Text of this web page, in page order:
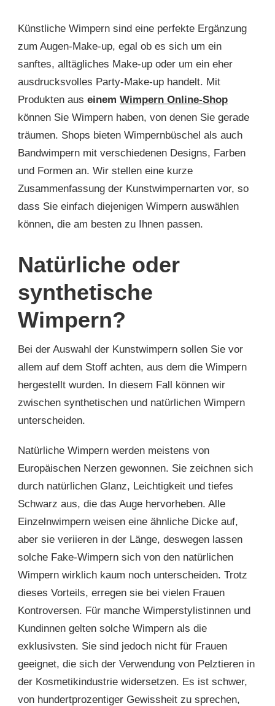
Künstliche Wimpern sind eine perfekte Ergänzung
zum Augen-Make-up, egal ob es sich um ein
sanftes, alltägliches Make-up oder um ein eher
ausdrucksvolles Party-Make-up handelt. Mit
Produkten aus einem Wimpern Online-Shop
können Sie Wimpern haben, von denen Sie gerade
träumen. Shops bieten Wimpernbüschel als auch
Bandwimpern mit verschiedenen Designs, Farben
und Formen an. Wir stellen eine kurze
Zusammenfassung der Kunstwimpernarten vor, so
dass Sie einfach diejenigen Wimpern auswählen
können, die am besten zu Ihnen passen.
Natürliche oder
synthetische
Wimpern?
Bei der Auswahl der Kunstwimpern sollen Sie vor
allem auf dem Stoff achten, aus dem die Wimpern
hergestellt wurden. In diesem Fall können wir
zwischen synthetischen und natürlichen Wimpern
unterscheiden.
Natürliche Wimpern werden meistens von
Europäischen Nerzen gewonnen. Sie zeichnen sich
durch natürlichen Glanz, Leichtigkeit und tiefes
Schwarz aus, die das Auge hervorheben. Alle
Einzelnwimpern weisen eine ähnliche Dicke auf,
aber sie veriieren in der Länge, deswegen lassen
solche Fake-Wimpern sich von den natürlichen
Wimpern wirklich kaum noch unterscheiden. Trotz
dieses Vorteils, erregen sie bei vielen Frauen
Kontroversen. Für manche Wimperstylistinnen und
Kundinnen gelten solche Wimpern als die
exklusivsten. Sie sind jedoch nicht für Frauen
geeignet, die sich der Verwendung von Pelztieren in
der Kosmetikindustrie widersetzen. Es ist schwer,
von hundertprozentiger Gewissheit zu sprechen,